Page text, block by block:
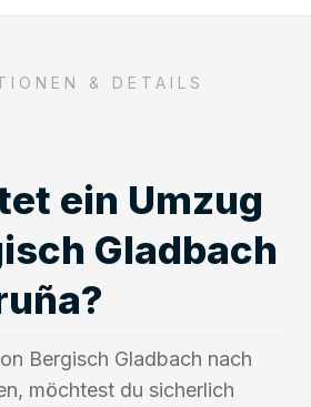
& DETAILS
ein Umzug
Gladbach
Bergisch Gladbach nach
möchtest du sicherlich